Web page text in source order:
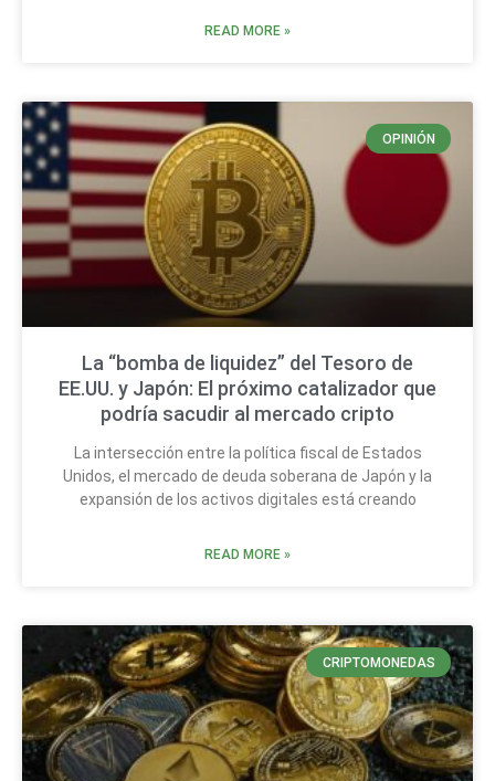
READ MORE »
OPINIÓN
La “bomba de liquidez” del Tesoro de
EE.UU. y Japón: El próximo catalizador que
podría sacudir al mercado cripto
La intersección entre la política fiscal de Estados
Unidos, el mercado de deuda soberana de Japón y la
expansión de los activos digitales está creando
READ MORE »
CRIPTOMONEDAS